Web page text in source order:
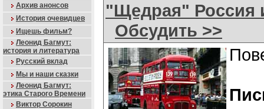
Архив анонсов
История очевидцев
Ищешь фильм?
Леонид Багмут:
история и литература
Русский вклад
Мы и наши сказки
Леонид Багмут:
этика Старого Времени
Виктор Сорокин
"Щедрая" Россия
Обсудить >>